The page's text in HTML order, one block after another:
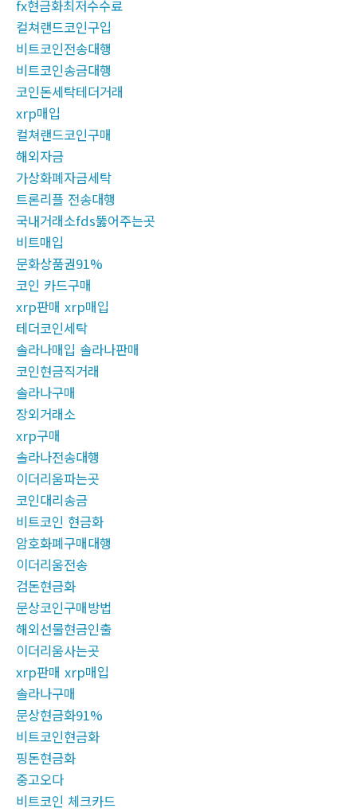
fx현금화최저수수료
컬쳐랜드코인구입
비트코인전송대행
비트코인송금대행
코인돈세탁테더거래
xrp매입
컬쳐랜드코인구매
해외자금
가상화폐자금세탁
트론리플 전송대행
국내거래소fds뚫어주는곳
비트매입
문화상품권91%
코인 카드구매
xrp판매 xrp매입
테더코인세탁
솔라나매입 솔라나판매
코인현금직거래
솔라나구매
장외거래소
xrp구매
솔라나전송대행
이더리움파는곳
코인대리송금
비트코인 현금화
암호화폐구매대행
이더리움전송
검돈현금화
문상코인구매방법
해외선물현금인출
이더리움사는곳
xrp판매 xrp매입
솔라나구매
문상현금화91%
비트코인현금화
핑돈현금화
중고오다
비트코인 체크카드